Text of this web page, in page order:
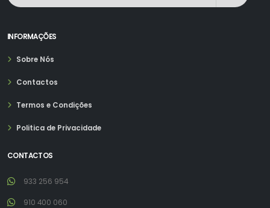
INFORMAÇÕES
Sobre Nós
Contactos
Termos e Condições
Politica de Privacidade
CONTACTOS
933 256 954
910 400 060